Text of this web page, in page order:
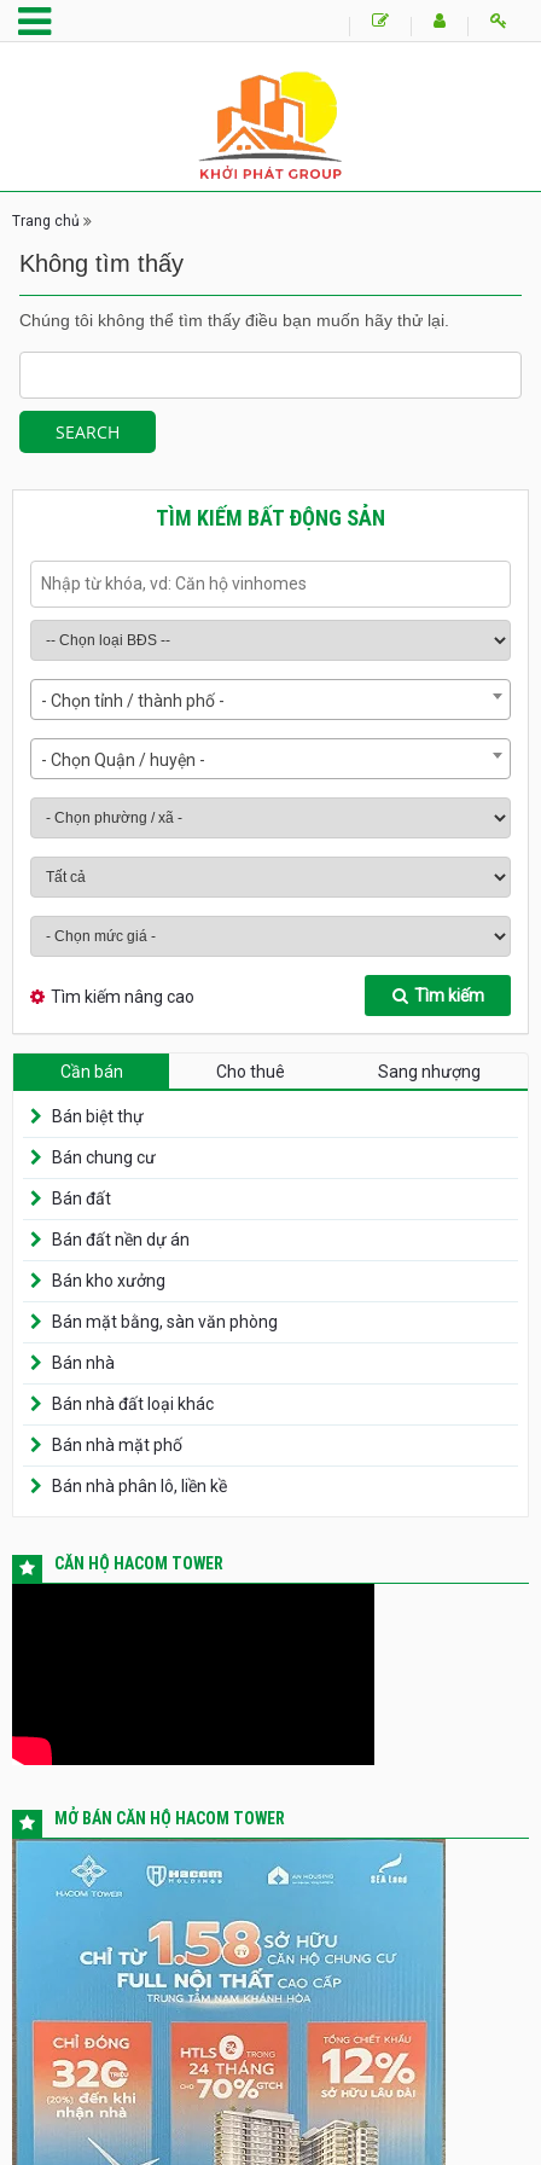
Trang chủ
Không tìm thấy
Chúng tôi không thể tìm thấy điều bạn muốn hãy thử lại.
TÌM KIẾM BẤT ĐỘNG SẢN
- Chọn tỉnh / thành phố -
- Chọn Quận / huyện -
Tìm kiếm nâng cao Tìm kiếm
Cần bán Cho thuê Sang nhượng
Bán biệt thự
Bán chung cư
Bán đất
Bán đất nền dự án
Bán kho xưởng
Bán mặt bằng, sàn văn phòng
Bán nhà
Bán nhà đất loại khác
Bán nhà mặt phố
Bán nhà phân lô, liền kề
CĂN HỘ HACOM TOWER
MỞ BÁN CĂN HỘ HACOM TOWER